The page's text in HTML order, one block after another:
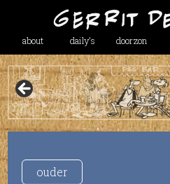
about daily’s doorzon
ouder